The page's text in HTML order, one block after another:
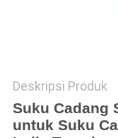
Deskripsi Produk
Suku Cadang
untuk Suku